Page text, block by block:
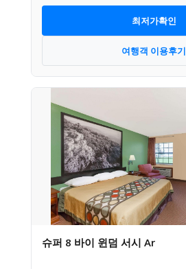
최저가확인
여행객 이용후기
슈퍼 8 바이 윈덤 서시 Ar